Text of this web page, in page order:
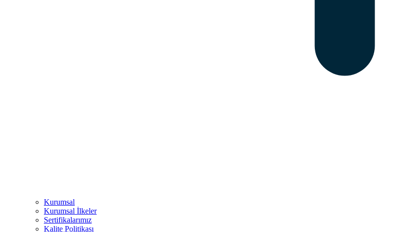
Kurumsal
Kurumsal İlkeler
Sertifikalarımız
Kalite Politikası